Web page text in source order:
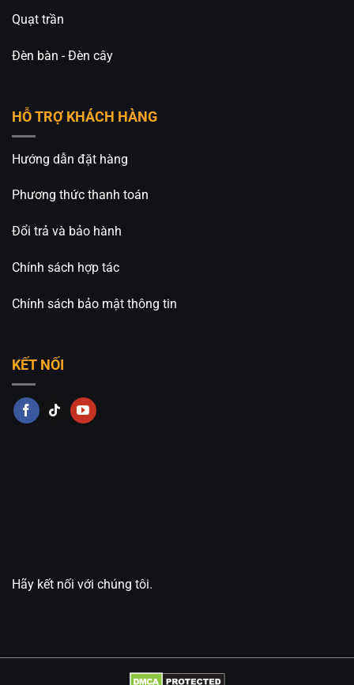
Quạt trần
Đèn bàn - Đèn cây
HỖ TRỢ KHÁCH HÀNG
Hướng dẫn đặt hàng
Phương thức thanh toán
Đổi trả và bảo hành
Chính sách hợp tác
Chính sách bảo mật thông tin
KẾT NỐI
Hãy kết nối với chúng tôi.